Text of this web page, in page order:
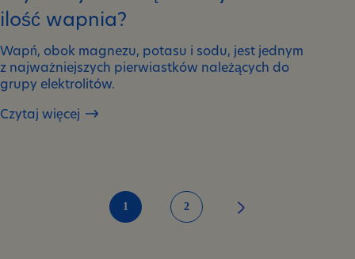
ilość wapnia?
Wapń, obok magnezu, potasu i sodu, jest jednym
z najważniejszych pierwiastków należących do
grupy elektrolitów.
Czytaj więcej
Czym
1 2